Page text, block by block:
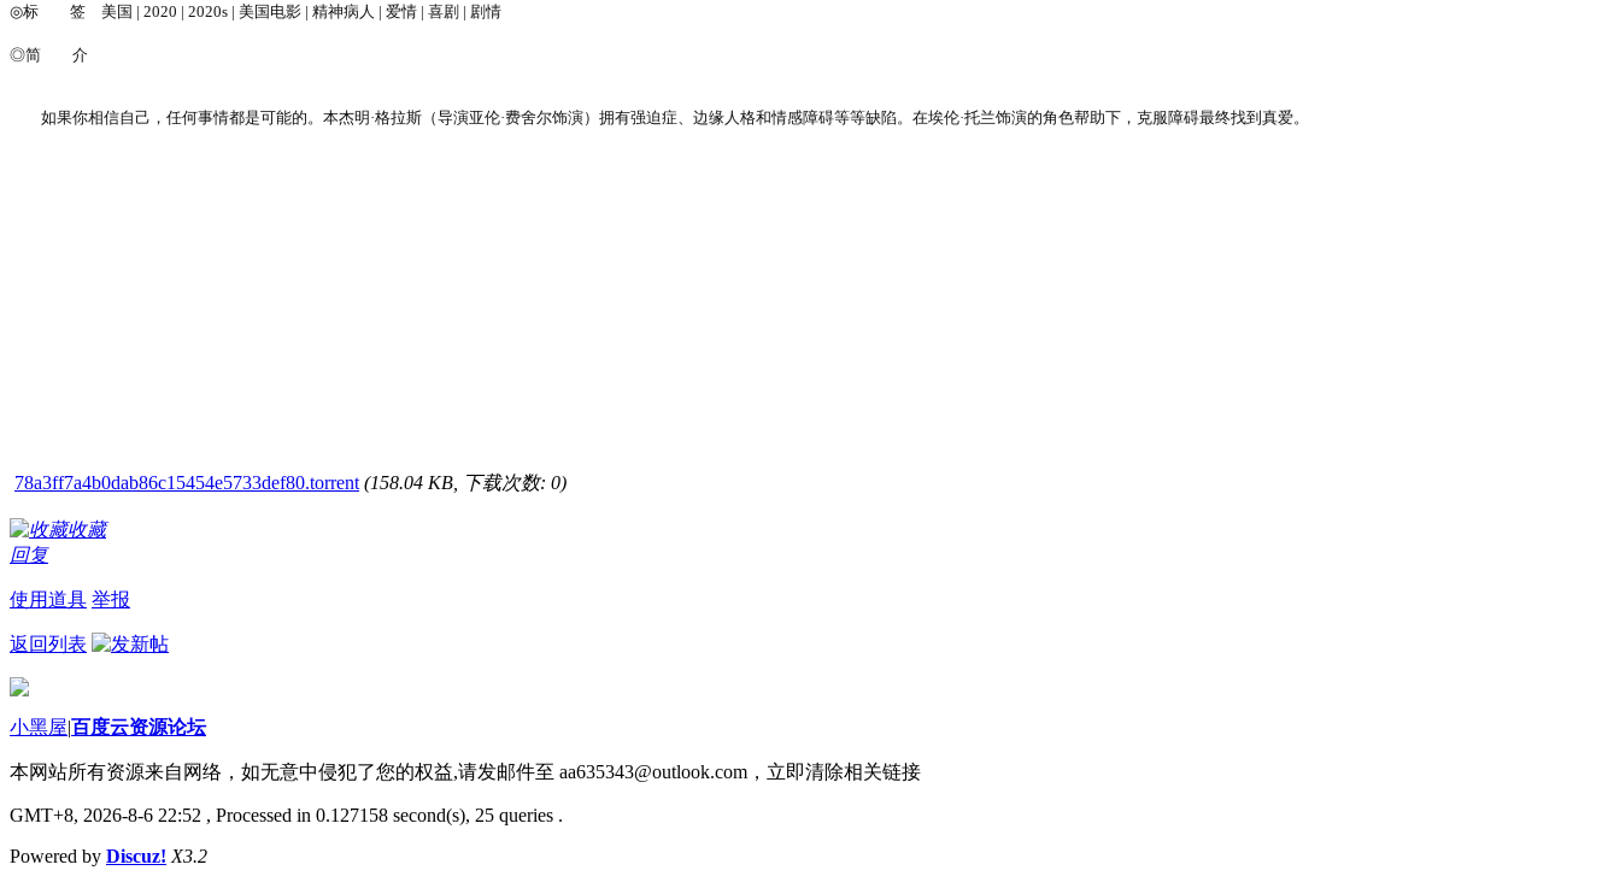
◎标 签 美国 | 2020 | 2020s | 美国电影 | 精神病人 | 爱情 | 喜剧 | 剧情
◎简 介
如果你相信自己，任何事情都是可能的。本杰明·格拉斯（导演亚伦·费舍尔饰演）拥有强迫症、边缘人格和情感障碍等等缺陷。在埃伦·托兰饰演的角色帮助下，克服障碍最终找到真爱。
78a3ff7a4b0dab86c15454e5733def80.torrent (158.04 KB, 下载次数: 0)
收藏
回复
使用道具 举报
返回列表
小黑屋|百度云资源论坛
本网站所有资源来自网络，如无意中侵犯了您的权益,请发邮件至 aa635343@outlook.com ，立即清除相关链接
GMT+8, 2026-8-6 22:52 , Processed in 0.127158 second(s), 25 queries .
Powered by Discuz! X3.2